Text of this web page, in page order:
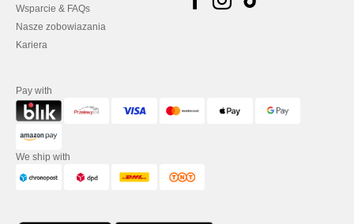
Wsparcie & FAQs
Nasze zobowiazania
Kariera
Pay with
We ship with